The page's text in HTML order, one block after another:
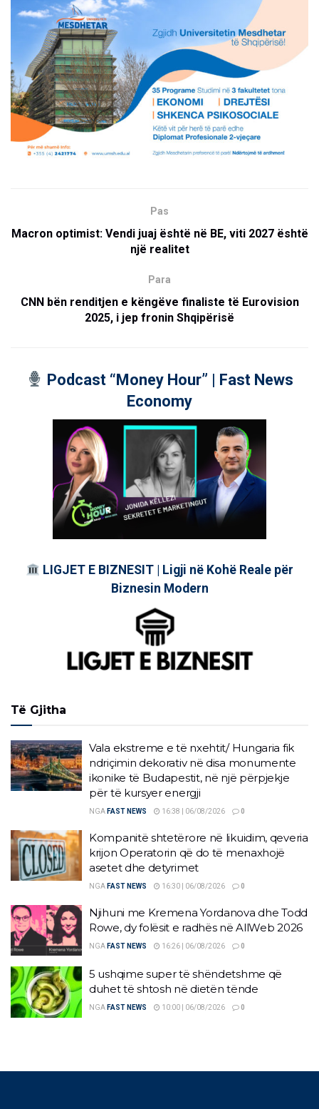
Pas
Macron optimist: Vendi juaj është në BE, viti 2027 është
një realitet
Para
CNN bën renditjen e këngëve finaliste të Eurovision
2025, i jep fronin Shqipërisë
Podcast “Money Hour” | Fast News
Economy
LIGJET E BIZNESIT | Ligji në Kohë Reale për
Biznesin Modern
Të Gjitha
Vala ekstreme e të nxehtit/ Hungaria fik
ndriçimin dekorativ në disa monumente
ikonike të Budapestit, në një përpjekje
për të kursyer energji
NGA FAST NEWS 16:38 | 06/08/2026 0
Kompanitë shtetërore në likuidim, qeveria
krijon Operatorin që do të menaxhojë
asetet dhe detyrimet
NGA FAST NEWS 16:30 | 06/08/2026 0
Njihuni me Kremena Yordanova dhe Todd
Rowe, dy folësit e radhës në AllWeb 2026
NGA FAST NEWS 16:26 | 06/08/2026 0
5 ushqime super të shëndetshme që
duhet të shtosh në dietën tënde
NGA FAST NEWS 10:00 | 06/08/2026 0